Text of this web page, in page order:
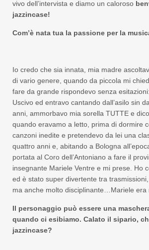
vivo dell’intervista e diamo un caloroso
jazzincase!
Com’è nata tua la passione per la
Io credo che sia innata, mia madre
di vario genere, quando da piccola mi
fare da grande rispondevo senza
Uscivo ed entravo cantando dall’asilo sin
anni, ammorbavo mia sorella TUTTE e
quando eravamo a letto, prima di dormire
canzoni inedite e pretendevo da lei una
quattro anni e, abitando a Bologna
portata al Coro dell’Antoniano a fare il
insegnante Mariele Ventre e mi prese. Ho
ed è stato super divertente tra
ma anche molto disciplinante…Mariele era
Il personaggio può essere una
quando ci esibiamo. Calato il sipario,
jazzincase?